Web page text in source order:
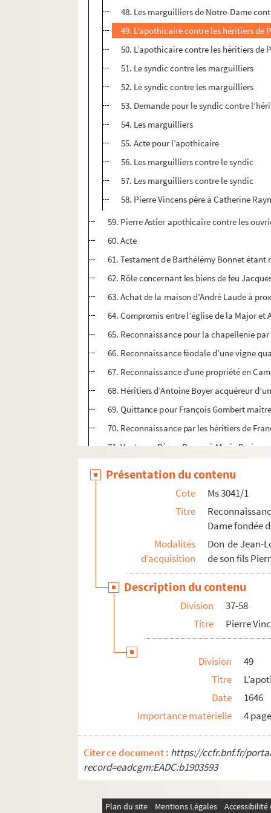
48. Les marguilliers de Notre-Dame
49. L’apothicaire contre les héritiers de
50. L’apothicaire contre les héritiers de
51. Le syndic contre les marguilliers
52. Le syndic contre les marguilliers
53. Demande pour le syndic contre
54. Les marguilliers
55. Acte pour l’apothicaire
56. Les marguilliers contre le syndic
57. Les marguilliers contre le syndic
58. Pierre Vincens père à Catherine
59. Pierre Astier apothicaire contre les
60. Acte
61. Testament de Barthélémy Bonnet étant
62. Rôle concernant les biens de feu
63. Achat de la maison d’André Laude à
64. Compromis entre l’église de la Major et
65. Reconnaissance pour la chapellenie
66. Reconnaissance féodale d’une vigne
67. Reconnaissance d’une propriété en
68. Héritiers d’Antoine Boyer acquéreur
69. Quittance pour François Gombert
70. Reconnaissance par les héritiers de
71. Vente par Pierre Peyras à Marie
77. Religieuses du monastère Saint-Césaire
78. Rapport d’arpentage de la maison
79. Requête de Philippe Serinet chanoine
81. Reconnaissance d’une partie de
84. Rôle des biens de la maison de
Ms 3041/2. Actes juridiques
Ms 3054. Documents divers
Ms 3055. Adjudication pour les hoirs de M.
Ms 3068. Cantico à Sant Blas, poème du
Présentation du contenu
Cote
Ms 3041/1
Titre
Dame fondée
Modalités
d’acquisition
Don de Jean-
de son fils
Description du contenu
Division
37-58
Titre
Pierre
Division
49
Titre
Date
1646
Importance matérielle
4
Citer ce document : https://ccfr.bnf.fr/
record=eadcgm:EADC:b1903593
Plan du site Mentions Légales